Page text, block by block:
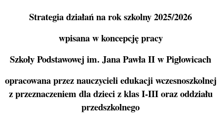
Strategia działań na rok szkolny 2025/2026
wpisana w koncepcję pracy
Szkoły Podstawowej im. Jana Pawła II w Pigłowicach
opracowana przez nauczycieli edukacji wczesnoszkolnej
z przeznaczeniem dla dzieci z klas I-III oraz oddziału
przedszkolnego